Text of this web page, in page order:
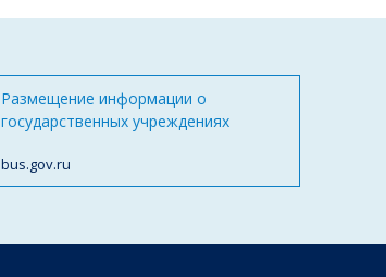
Размещение информации о
государственных учреждениях
bus.gov.ru